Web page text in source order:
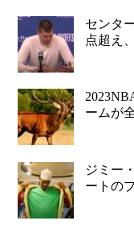
センタ
点超え
ームが
ジミー
ートの